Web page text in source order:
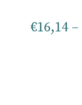
€16,14 –